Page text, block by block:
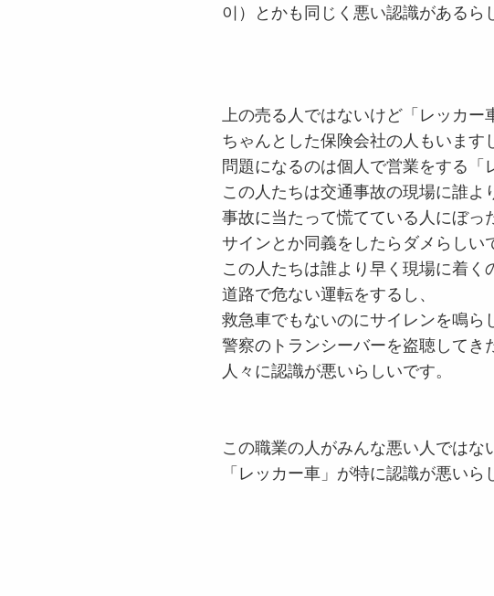
이）とかも同じく悪い認識があるら
上の売る人ではないけど「レッカ
ちゃんとした保険会社の人もいま
問題になるのは個人で営業をする「
この人たちは交通事故の現場に誰よ
事故に当たって慌てている人にぼっ
サインとか同義をしたらダメらしい
この人たちは誰より早く現場に着く
道路で危ない運転をするし、
救急車でもないのにサイレンを鳴ら
警察のトランシーバーを盗聴してき
人々に認識が悪いらしいです。
この職業の人がみんな悪い人では
「レッカー車」が特に認識が悪いら